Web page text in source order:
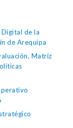
de la
de Arequipa
Matriz